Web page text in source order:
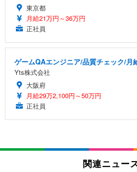
東京都
月給21万円～36万円
正社員
ゲームQAエンジニア/品質チェック/月
Yts株式会社
大阪府
月給29万2,100円～50万円
正社員
関連ニュース